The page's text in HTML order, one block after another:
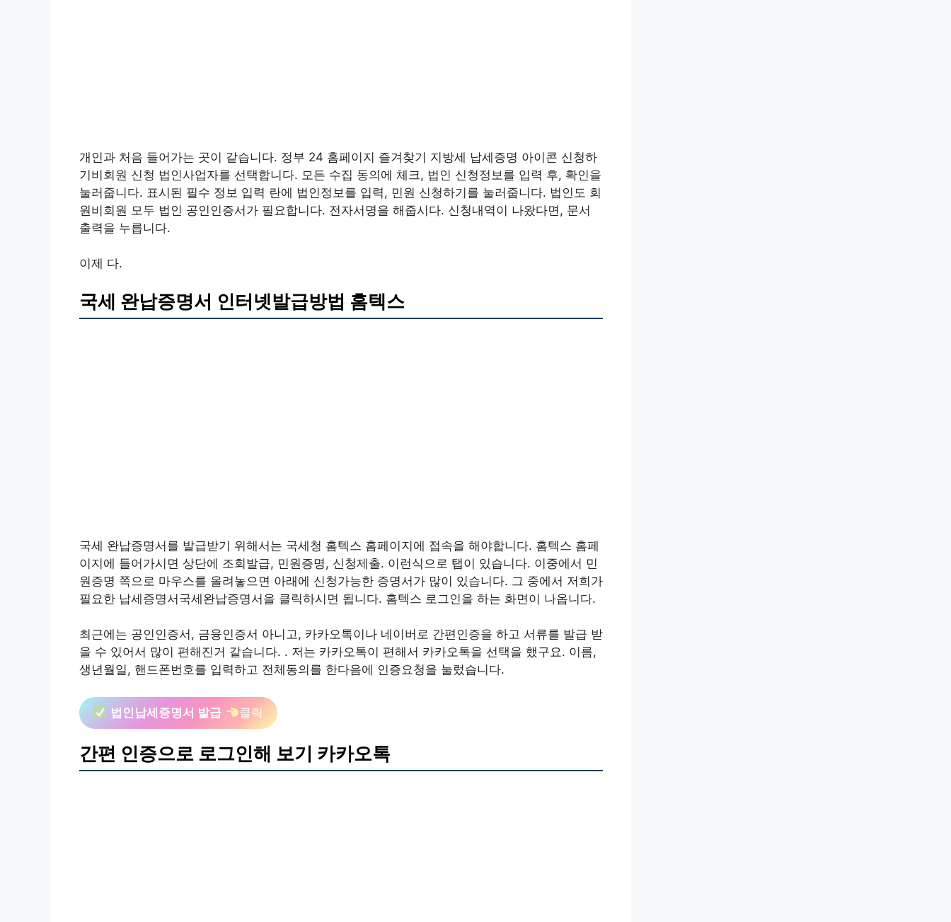
개인과 처음 들어가는 곳이 같습니다. 정부 24 홈페이지 즐겨찾기 지방세 납세증명 아이콘 신청하
기비회원 신청 법인사업자를 선택합니다. 모든 수집 동의에 체크, 법인 신청정보를 입력 후, 확인을
눌러줍니다. 표시된 필수 정보 입력 란에 법인정보를 입력, 민원 신청하기를 눌러줍니다. 법인도 회
원비회원 모두 법인 공인인증서가 필요합니다. 전자서명을 해줍시다. 신청내역이 나왔다면, 문서
출력을 누릅니다.
이제 다.
국세 완납증명서 인터넷발급방법 홈텍스
국세 완납증명서를 발급받기 위해서는 국세청 홈텍스 홈페이지에 접속을 해야합니다. 홈텍스 홈페
이지에 들어가시면 상단에 조회발급, 민원증명, 신청제출. 이런식으로 탭이 있습니다. 이중에서 민
원증명 쪽으로 마우스를 올려놓으면 아래에 신청가능한 증명서가 많이 있습니다. 그 중에서 저희가
필요한 납세증명서국세완납증명서을 클릭하시면 됩니다. 홈텍스 로그인을 하는 화면이 나옵니다.
최근에는 공인인증서, 금융인증서 아니고, 카카오톡이나 네이버로 간편인증을 하고 서류를 발급 받
을 수 있어서 많이 편해진거 같습니다. . 저는 카카오톡이 편해서 카카오톡을 선택을 했구요. 이름,
생년월일, 핸드폰번호를 입력하고 전체동의를 한다음에 인증요청을 눌렀습니다.
법인납세증명서 발급 클릭
간편 인증으로 로그인해 보기 카카오톡